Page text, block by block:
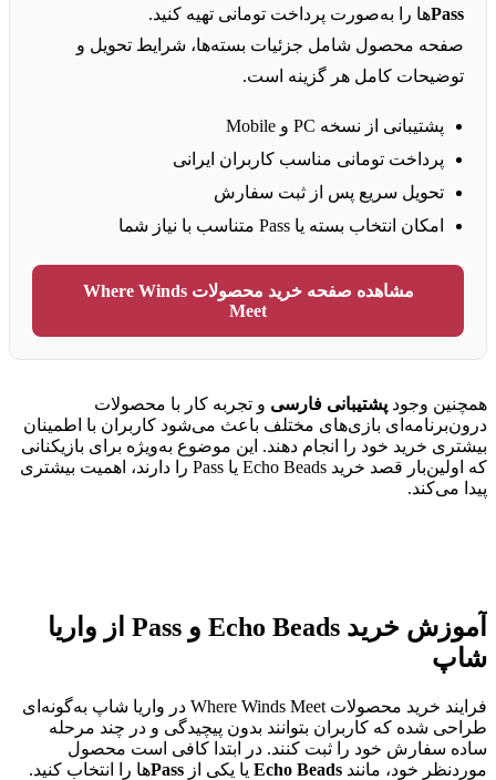
Pass‌ها را به‌صورت پرداخت تومانی تهیه کنید.
صفحه محصول شامل جزئیات بسته‌ها، شرایط تحویل و
توضیحات کامل هر گزینه است.
پشتیبانی از نسخه PC و Mobile
پرداخت تومانی مناسب کاربران ایرانی
تحویل سریع پس از ثبت سفارش
امکان انتخاب بسته یا Pass متناسب با نیاز شما
مشاهده صفحه خرید محصولات Where Winds
Meet
همچنین وجود پشتیبانی فارسی و تجربه کار با محصولات
درون‌برنامه‌ای بازی‌های مختلف باعث می‌شود کاربران با اطمینان
بیشتری خرید خود را انجام دهند. این موضوع به‌ویژه برای بازیکنانی
که اولین‌بار قصد خرید Echo Beads یا Pass را دارند، اهمیت بیشتری
پیدا می‌کند.
آموزش خرید Echo Beads و Pass از واریا
شاپ
فرایند خرید محصولات Where Winds Meet در واریا شاپ به‌گونه‌ای
طراحی شده که کاربران بتوانند بدون پیچیدگی و در چند مرحله
ساده سفارش خود را ثبت کنند. در ابتدا کافی است محصول
موردنظر خود، مانند Echo Beads یا یکی از Pass‌ها را انتخاب کنید.